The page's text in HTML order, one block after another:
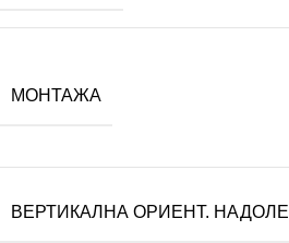
МОНТАЖА
ВЕРТИКАЛНА ОРИЕНТ. НАДОЛЕ